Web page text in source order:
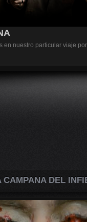
en nuestro particular viaje
DEL